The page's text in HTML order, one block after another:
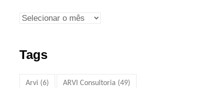
Tags
Arvi (6) ARVI Consultoria (49)